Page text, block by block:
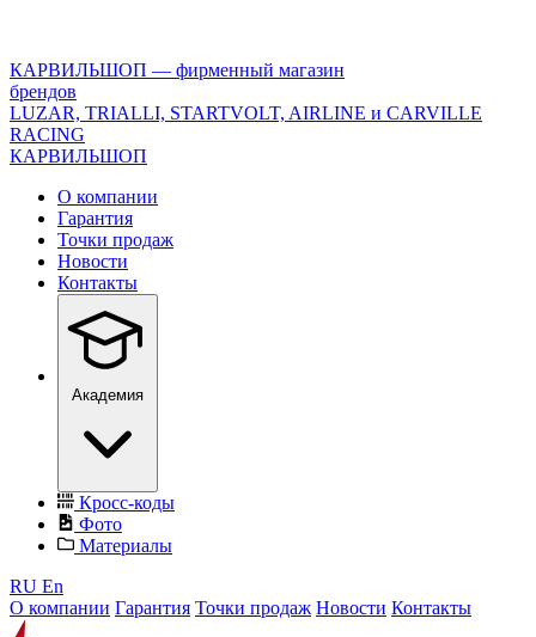
version="1.0"
encoding="utf-
8"?
>
КАРВИЛЬШОП — фирменный магазин
брендов
LUZAR, TRIALLI, STARTVOLT, AIRLINE и CARVILLE
RACING
КАРВИЛЬШОП
О компании
Гарантия
Точки продаж
Новости
Контакты
Академия
Кросс-коды
Фото
Материалы
RU En
О компании Гарантия Точки продаж Новости Контакты